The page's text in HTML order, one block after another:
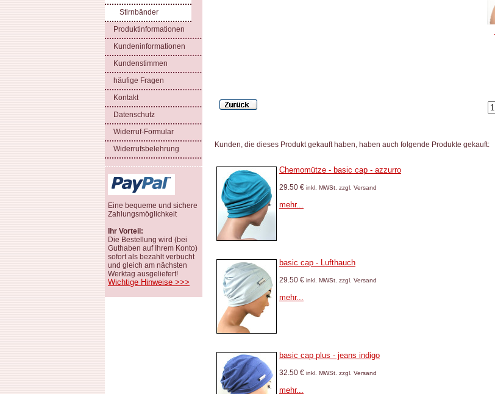
Stirnbänder
Produktinformationen
Kundeninformationen
Kundenstimmen
häufige Fragen
Kontakt
Datenschutz
Widerruf-Formular
Widerrufsbelehrung
Eine bequeme und sichere
Zahlungsmöglichkeit
Ihr Vorteil:
Die Bestellung wird (bei
Guthaben auf Ihrem Konto)
sofort als bezahlt verbucht
und gleich am nächsten
Werktag ausgeliefert!
Wichtige Hinweise >>>
Kunden, die dieses Produkt gekauft haben, haben auch folgende Produkte gekauft:
Chemomütze - basic cap - azzurro
29.50 € inkl. MWSt. zzgl. Versand
mehr...
basic cap - Lufthauch
29.50 € inkl. MWSt. zzgl. Versand
mehr...
basic cap plus - jeans indigo
32.50 € inkl. MWSt. zzgl. Versand
mehr...